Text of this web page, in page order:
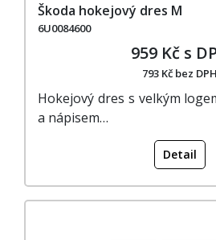
Škoda hokejový dres M
6U0084600
959 Kč s
793 Kč bez DPH
Hokejový dres s velkým
a nápisem…
Detail